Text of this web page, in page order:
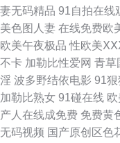
久久就久久 麻豆尤物视频
三页 九九精品黄色 成人ss
综合色男人的天堂 涩玖玖
蕉综合操网 夜夜成人导航
妻无码精品 91自拍在线
美色图人妻 在线免费欧
欧美午夜极品 性欧美
不卡 加勒比性爱网 青草
淫 波多野结依电影 91
加勒比熟女 91碰在线
产人在线成免费 免费黄
无码视频 国产原创区色